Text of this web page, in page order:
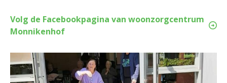
Volg de Facebookpagina van woonzorgcentrum
Monnikenhof